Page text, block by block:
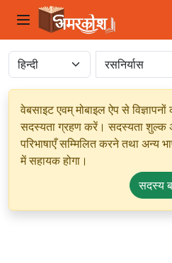
वेबसाइट एवम् मोबाइल ऐप से
सदस्यता ग्रहण करें। सदस्यता शुल्क
परिभाषाएँ सम्मिलित करने तथा अन्य
में सहायक होगा।
सदस्य